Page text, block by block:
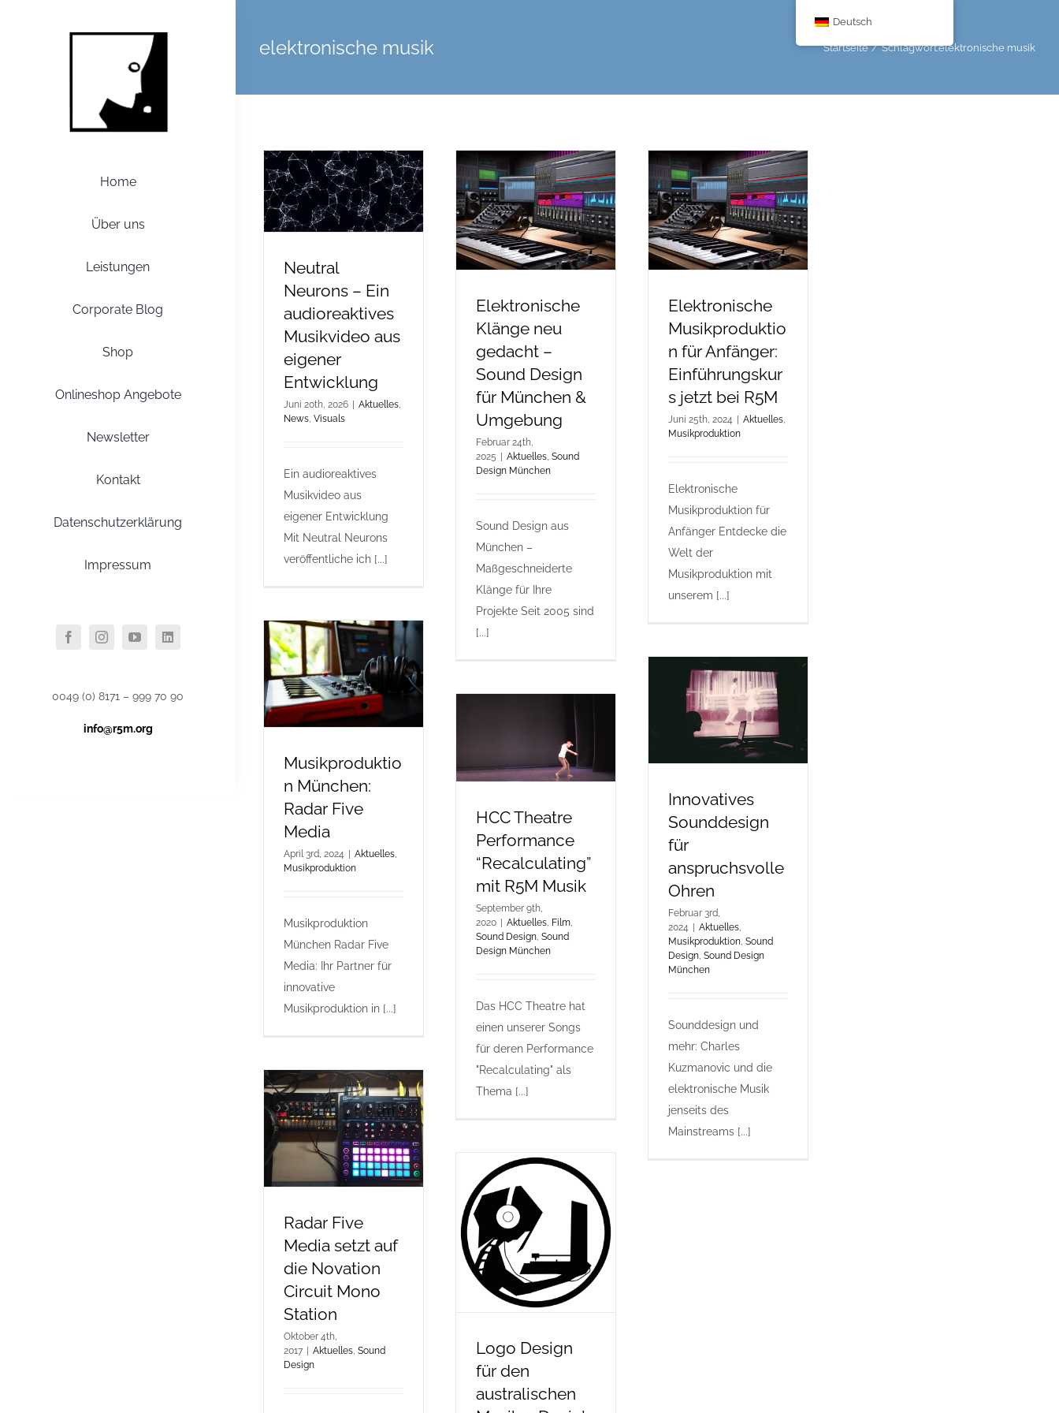
Home
Über uns
Leistungen
Corporate Blog
Shop
Onlineshop Angebote
Newsletter
Kontakt
Datenschutzerklärung
Impressum
0049 (0) 8171 – 999 70 90
info@r5m.org
elektronische musik Startseite Schlagwort:elektronische musik
Neutral Neurons – Ein
eigener Entwicklung
Neutral
Neurons – Ein
audioreaktives
Musikvideo aus
eigener
Entwicklung
Juni 20th, 2026 Aktuelles,
News, Visuals
Ein audioreaktives
Musikvideo aus
eigener Entwicklung
Mit Neutral Neurons
veröffentliche ich [...]
neu gedacht – Sound
Design für München &
Umgebung
Sound Design
Elektronische
Klänge neu
gedacht –
Sound Design
für München &
Umgebung
Februar 24th,
2025
Aktuelles, Sound
Design München
Sound Design aus
München –
Maßgeschneiderte
Klänge für Ihre
Projekte Seit 2005 sind
[...]
Elektronische
Musikproduktion für
Anfänger:
Einführungskurs jetzt
bei R5M
Elektronische
Musikproduktio
n für Anfänger:
Einführungskur
s jetzt bei R5M
Juni 25th, 2024 Aktuelles,
Musikproduktion
Elektronische
Musikproduktion für
Anfänger Entdecke die
Welt der
Musikproduktion mit
unserem [...]
Musikproduktion
München: Radar Five
Media
Musikproduktio
n München:
Radar Five
Media
April 3rd, 2024 | Aktuelles
Musikproduktion
Musikproduktion
München Radar Five
Media: Ihr Partner für
innovative
Musikproduktion in [...]
Sounddesign für
anspruchsvolle Ohren
Innovatives
Sounddesign
für
anspruchsvolle
Ohren
Februar 3rd,
2024 | Aktuelles
Musikproduktion Sound
Design Sound Design
München
Sounddesign und
mehr: Charles
Kuzmanovic und die
elektronische Musik
jenseits des
Mainstreams [...]
Sound
HCC Theatre
Performance
“Recalculating”
mit R5M Musik
September 9th,
2020
Aktuelles, Film,
Sound Design, Sound
Design München
Das HCC Theatre hat
einen unserer Songs
für deren Performance
"Recalculating" als
Thema [...]
Radar Five Media setzt
auf die Novation Circuit
Mono Station
Radar Five
Media setzt auf
die Novation
Circuit Mono
Station
Oktober 4th,
2017 | Aktuelles Sound
Design
Logo Design für den
Daniel Lambert
Logo Design
für den
australischen
Deutsch